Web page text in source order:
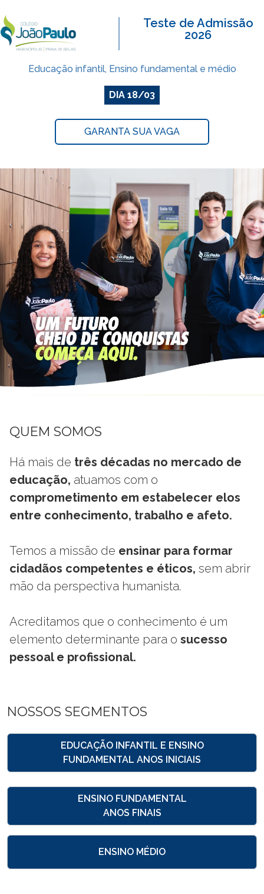
Teste de Admissão
2026
Educação infantil, Ensino fundamental e médio
DIA 18/03
GARANTA SUA VAGA
QUEM SOMOS
Há mais de três décadas no mercado de
educação, atuamos com o
comprometimento em estabelecer elos
entre conhecimento, trabalho e afeto.
Temos a missão de ensinar para formar
cidadãos competentes e éticos, sem abrir
mão da perspectiva humanista.
Acreditamos que o conhecimento é um
elemento determinante para o sucesso
pessoal e profissional.
NOSSOS SEGMENTOS
EDUCAÇÃO INFANTIL E ENSINO
FUNDAMENTAL ANOS INICIAIS
ENSINO FUNDAMENTAL
ANOS FINAIS
ENSINO MÉDIO